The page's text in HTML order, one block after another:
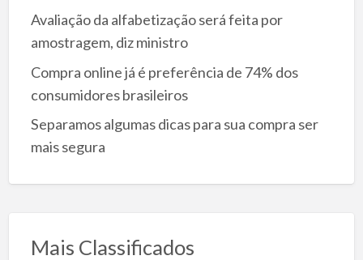
Avaliação da alfabetização será feita por
amostragem, diz ministro
Compra online já é preferência de 74% dos
consumidores brasileiros
Separamos algumas dicas para sua compra ser
mais segura
Mais Classificados